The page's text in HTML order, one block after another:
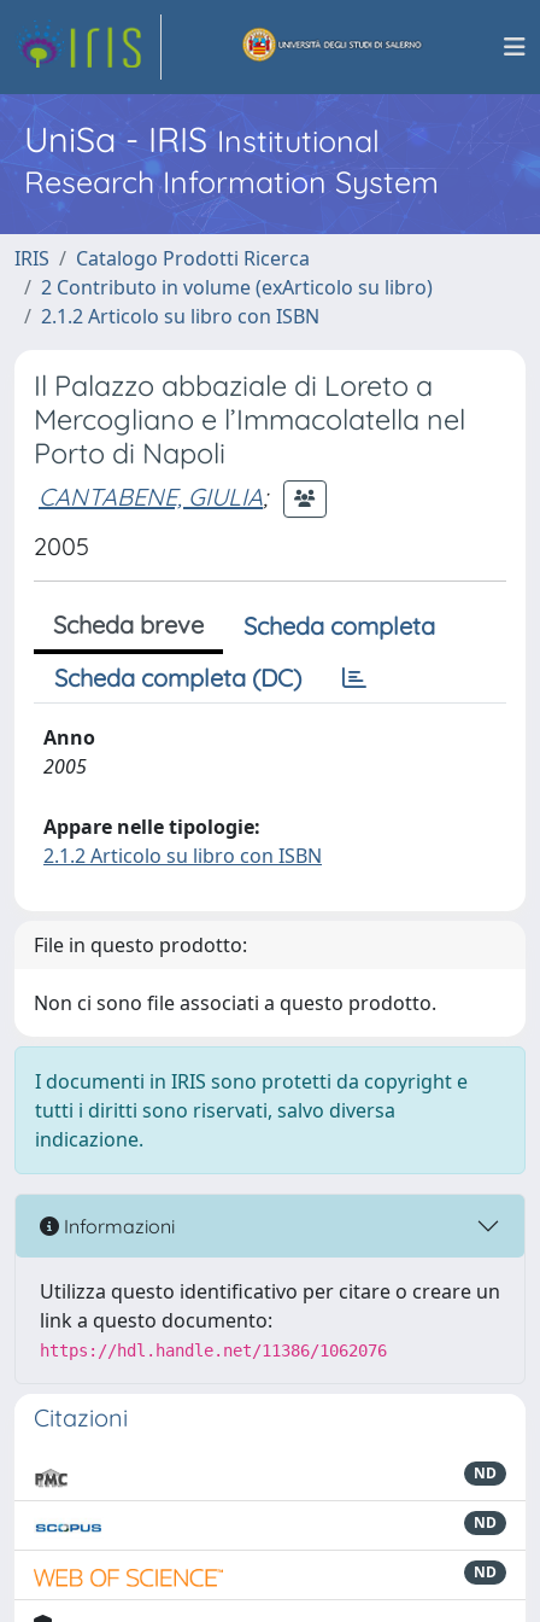
UniSa - IRISInstitutional
Research Information System
IRIS
Catalogo Prodotti Ricerca
2 Contributo in volume (exArticolo su libro)
2.1.2 Articolo su libro con ISBN
Il Palazzo abbaziale di Loreto a
Mercogliano e l’Immacolatella nel
Porto di Napoli
CANTABENE, GIULIA;
2005
Scheda breve
Scheda completa
Scheda completa (DC)
Anno
2005
Appare nelle tipologie:
2.1.2 Articolo su libro con ISBN
File in questo prodotto:
Non ci sono file associati a questo prodotto.
I documenti in IRIS sono protetti da copyright e
tutti i diritti sono riservati, salvo diversa
indicazione.
Informazioni
Utilizza questo identificativo per citare o creare un
link a questo documento:
https://hdl.handle.net/11386/1062076
Citazioni
ND
ND
ND